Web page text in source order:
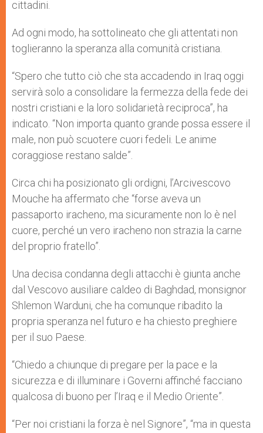
cittadini.
Ad ogni modo, ha sottolineato che gli attentati non
toglieranno la speranza alla comunità cristiana.
“Spero che tutto ciò che sta accadendo in Iraq oggi
servirà solo a consolidare la fermezza della fede dei
nostri cristiani e la loro solidarietà reciproca”, ha
indicato. “Non importa quanto grande possa essere il
male, non può scuotere cuori fedeli. Le anime
coraggiose restano salde”.
Circa chi ha posizionato gli ordigni, l’Arcivescovo
Mouche ha affermato che “forse aveva un
passaporto iracheno, ma sicuramente non lo è nel
cuore, perché un vero iracheno non strazia la carne
del proprio fratello”.
Una decisa condanna degli attacchi è giunta anche
dal Vescovo ausiliare caldeo di Baghdad, monsignor
Shlemon Warduni, che ha comunque ribadito la
propria speranza nel futuro e ha chiesto preghiere
per il suo Paese.
“Chiedo a chiunque di pregare per la pace e la
sicurezza e di illuminare i Governi affinché facciano
qualcosa di buono per l’Iraq e il Medio Oriente”.
“Per noi cristiani la forza è nel Signore”, “ma in questa